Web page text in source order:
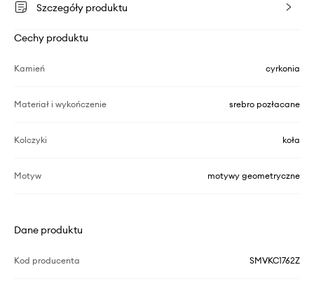
Szczegóły produktu
Cechy produktu
Kamień cyrkonia
Materiał i wykończenie srebro pozłacane
Kolczyki koła
Motyw motywy geometryczne
Dane produktu
Kod producenta SMVKC1762Z